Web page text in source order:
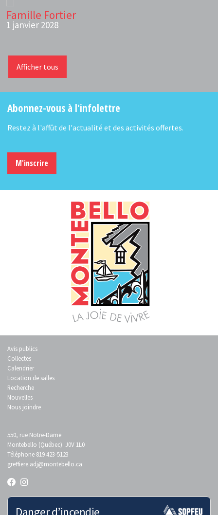
Famille Fortier
1 janvier 2028
Afficher tous
Abonnez-vous à l'infolettre
Restez à l'affût de l'actualité et des activités offertes.
M'inscrire
Avis publics
Collectes
Calendrier
Location de salles
Recherche
Nouvelles
Nous joindre
550, rue Notre-Dame
Montebello (Québec) J0V 1L0
Téléphone 819 423-5123
greffiere.adj@montebello.ca
Danger d’incendie